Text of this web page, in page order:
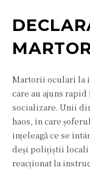
Martorii oculari la
care au ajuns
socializare. Unii
haos, în care
înțeleagă ce se
deși polițiștii locali
reacționat la